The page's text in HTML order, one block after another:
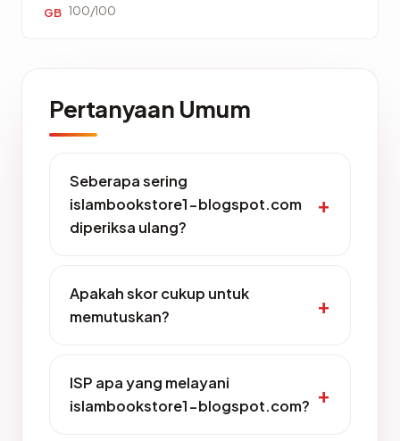
GB 100/100
Pertanyaan Umum
Seberapa sering
islambookstore1-blogspot.com
diperiksa ulang?
Apakah skor cukup untuk
memutuskan?
ISP apa yang melayani
islambookstore1-blogspot.com?